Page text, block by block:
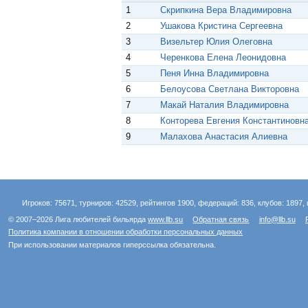
i
k
i
1 Скрипкина Вера Владимировна
2
Ушакова Кристина Сергеевна
3
Визельтер Юлия Олеговна
4
Черенкова Елена Леонидовна
5
Пеня Инна Владимировна
6
Белоусова Светлана Викторовна
7
Макай Наталия Владимировна
8
Конторева Евгения
9
Малахова Анастасия Алиевна
Игроков: 75671, турниров: 42529, рейтингов 1900, федераций: 836, клубов:
© 2007–2026 Лига любителей бильярдаwww.llb.su Обратная связь info@llb.su
Политика компании в отношении обработки персональных данных
При использовании материалов гиперссылка обязательна.